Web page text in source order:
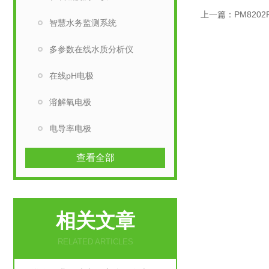
智慧水务监测系统
多参数在线水质分析仪
在线pH电极
溶解氧电极
电导率电极
查看全部
相关文章
RELATED ARTICLES
上一篇：